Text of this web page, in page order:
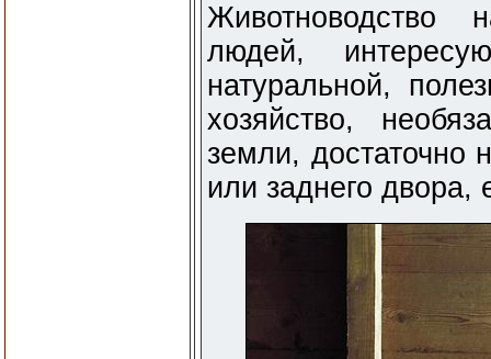
Животноводство
людей,
натуральной,
хозяйство,
земли, достаточно
или заднего